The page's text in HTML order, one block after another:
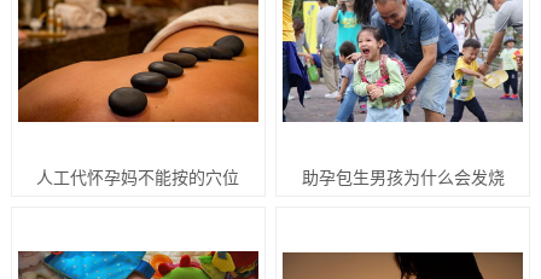
人工代怀孕妈不能按的穴位 助孕包生男孩为什么会发烧